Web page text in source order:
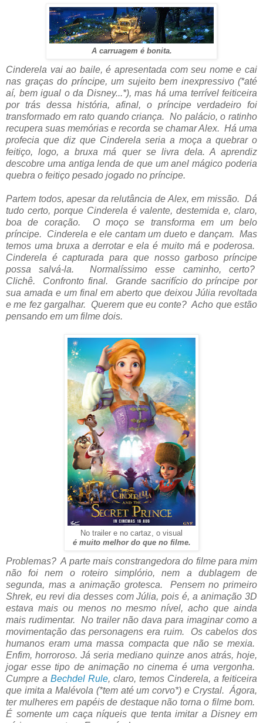
A carruagem é bonita.
Cinderela vai ao baile, é apresentada com seu nome e cai
nas graças do príncipe, um sujeito bem inexpressivo (*até
aí, bem igual o da Disney...*), mas há uma terrível feiticeira
por trás dessa história, afinal, o príncipe verdadeiro foi
transformado em rato quando criança. No palácio, o ratinho
recupera suas memórias e recorda se chamar Alex. Há uma
profecia que diz que Cinderela seria a moça a quebrar o
feitiço, logo, a bruxa má quer se livra dela. A aprendiz
descobre uma antiga lenda de que um anel mágico poderia
quebra o feitiço pesado jogado no príncipe.
Partem todos, apesar da relutância de Alex, em missão. Dá
tudo certo, porque Cinderela é valente, destemida e, claro,
boa de coração. O moço se transforma em um belo
príncipe. Cinderela e ele cantam um dueto e dançam. Mas
temos uma bruxa a derrotar e ela é muito má e poderosa.
Cinderela é capturada para que nosso garboso príncipe
possa salvá-la. Normalíssimo esse caminho, certo?
Clichê. Confronto final. Grande sacrifício do príncipe por
sua amada e um final em aberto que deixou Júlia revoltada
e me fez gargalhar. Querem que eu conte? Acho que estão
pensando em um filme dois.
No trailer e no cartaz, o visual
é muito melhor do que no filme.
Problemas? A parte mais constrangedora do filme para mim
não foi nem o roteiro simplório, nem a dublagem de
segunda, mas a animação grotesca. Pensem no primeiro
Shrek, eu revi dia desses com Júlia, pois é, a animação 3D
estava mais ou menos no mesmo nível, acho que ainda
mais rudimentar. No trailer não dava para imaginar como a
movimentação das personagens era ruim. Os cabelos dos
humanos eram uma massa compacta que não se mexia.
Enfim, horroroso. Já seria mediano quinze anos atrás, hoje,
jogar esse tipo de animação no cinema é uma vergonha.
Cumpre a Bechdel Rule, claro, temos Cinderela, a feiticeira
que imita a Malévola (*tem até um corvo*) e Crystal. Ágora,
ter mulheres em papéis de destaque não torna o filme bom.
É somente um caça níqueis que tenta imitar a Disney em